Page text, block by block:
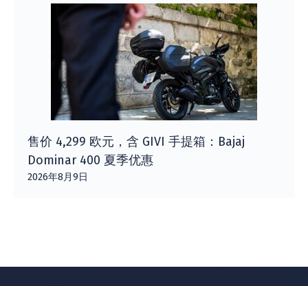
售价 4,299 欧元，含 GIVI 手提箱：Bajaj
Dominar 400 夏季优惠
2026年8月9日